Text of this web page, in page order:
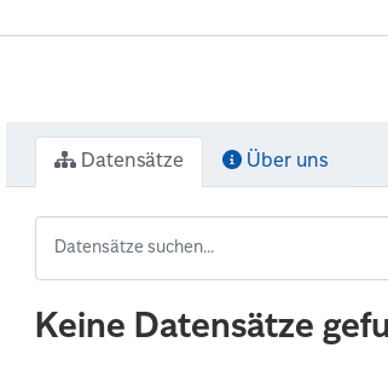
Datensätze Über uns
Keine Datensätze